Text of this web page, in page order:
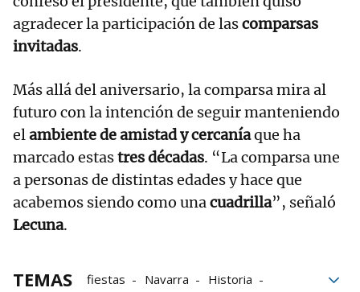
agradecer la participación de lascomparsas
invitadas.
Más allá del aniversario, la comparsa mira al
futuro con la intención de seguir manteniendo
elambiente de amistad y cercaníaque ha
marcado estastres décadas. “La comparsa une
a personas de distintas edades y hace que
acabemos siendo como unacuadrilla”, señaló
Lecuna.
TEMAS fiestas Navarra
Historia